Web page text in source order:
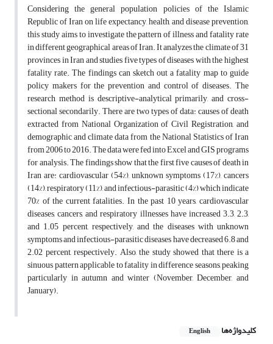
Considering the general population policies of the Islamic
Republic of Iran on life expectancy, health, and disease prevention,
this study aims to investigate the pattern of illness and fatality rate
in different geographical areas of Iran. It analyzes the climate of 31
provinces in Iran and studies five types of diseases with the highest
fatality rate. The findings can sketch out a fatality map to guide
policy makers for the prevention and control of diseases. The
research method is descriptive-analytical primarily, and cross-
sectional secondarily. There are two types of data: causes of death
extracted from National Organization of Civil Registration, and
demographic and climate data from the National Statistics of Iran
from 2006 to 2016. The data were fed into Excel and GIS programs
for analysis. The findings show that the first five causes of death in
Iran are: cardiovascular (54%), unknown symptoms (17%), cancers
(14%), respiratory (11%), and infectious-parasitic (4%) which indicate
70% of the current fatalities. In the past 10 years, cardiovascular
diseases, cancers, and respiratory illnesses have increased 3.3, 2.3,
and 1.05 percent, respectively, and the diseases with unknown
symptoms and infectious-parasitic diseases have decreased 6.8 and
2.02 percent, respectively. Also, the study showed that there is a
sinuous pattern applicable to fatality in difference seasons, peaking
particularly in autumn and winter (November, December, and
January).
کلیدواژه‌ها English